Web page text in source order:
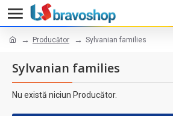
Producător Sylvanian families
Sylvanian families
Nu există niciun Producător.